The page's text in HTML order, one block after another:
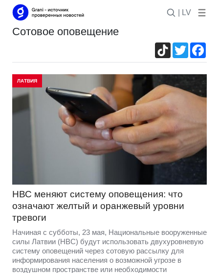
| LV
сотовое оповещение
TikTokTwitter
ЛАТВИЯ
НВС меняют систему оповещения: что
означают желтый и оранжевый уровни
тревоги
Начиная с субботы, 23 мая, Национальные вооруженные
силы Латвии (НВС) будут использовать двухуровневую
систему оповещений через сотовую рассылку для
информирования населения о возможной угрозе в
воздушном пространстве или необходимости